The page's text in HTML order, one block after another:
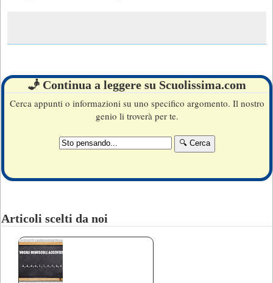
🧞 Continua a leggere su Scuolissima.com
Cerca appunti o informazioni su uno specifico argomento. Il nostro
genio li troverà per te.
Articoli scelti da noi